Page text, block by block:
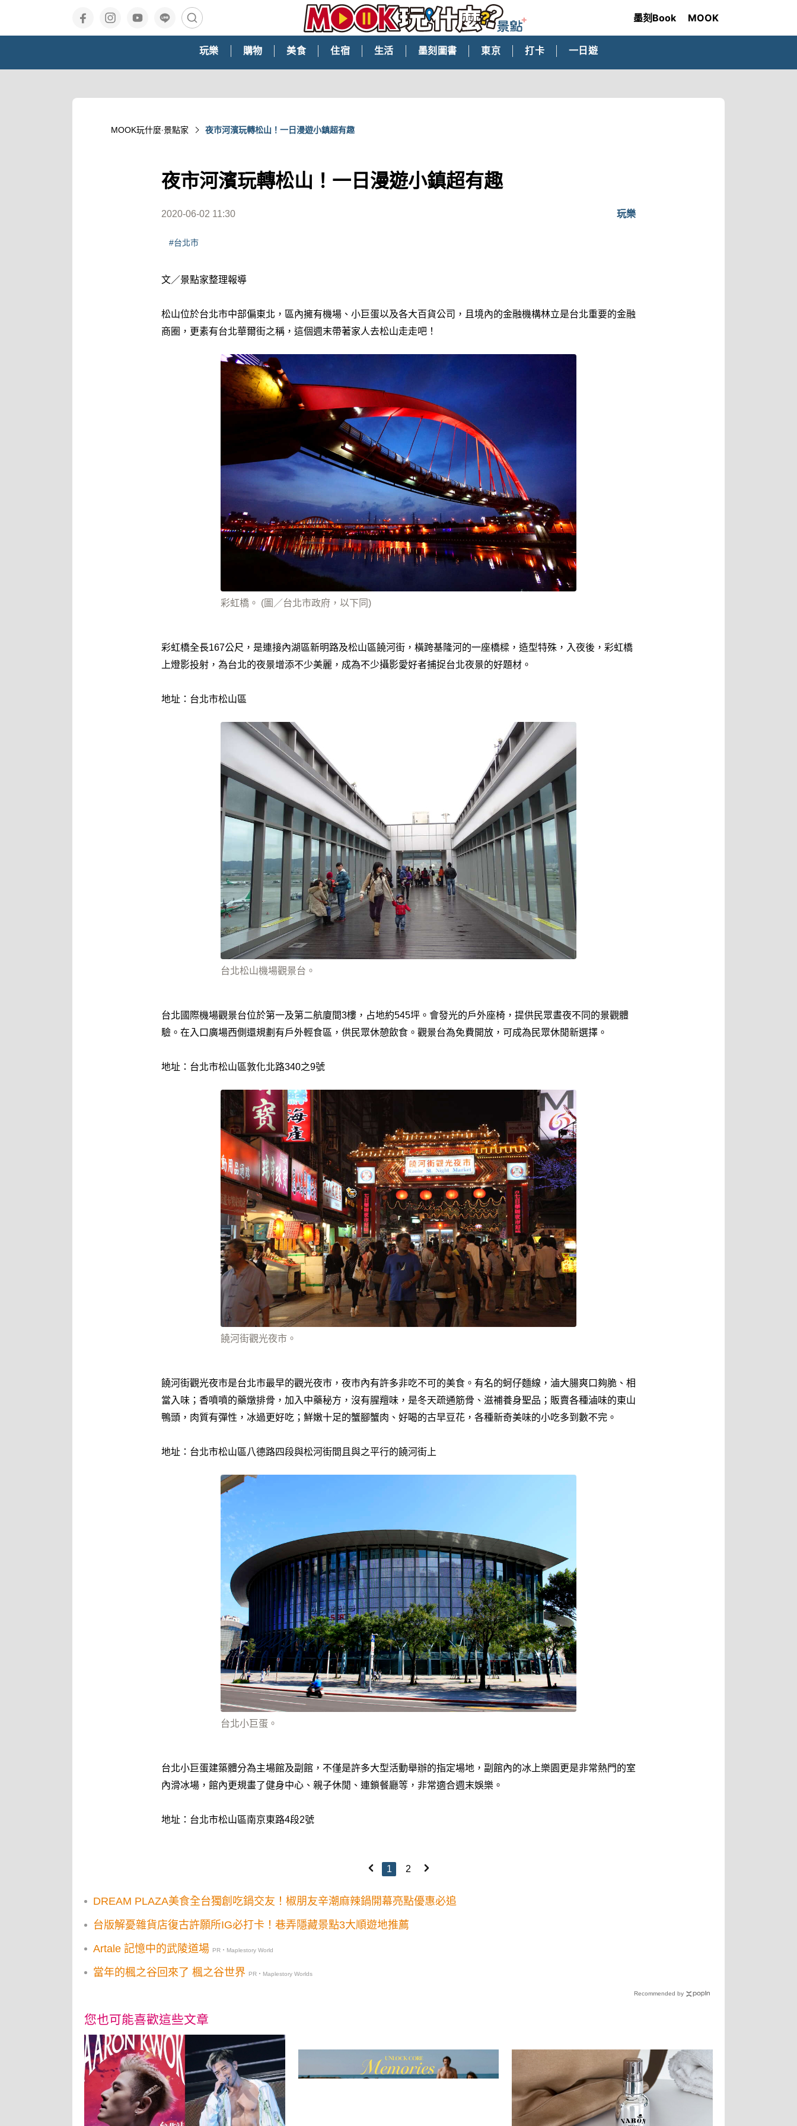
墨刻Book MOOK
玩樂 購物 美食 住宿 生活 墨刻圖書 東京 打卡 一日遊
MOOK玩什麼‧景點家 夜市河濱玩轉松山！一日漫遊小鎮超有趣
夜市河濱玩轉松山！一日漫遊小鎮超有趣
2020-06-02 11:30 玩樂
#台北市
文／景點家整理報導
松山位於台北市中部偏東北，區內擁有機場、小巨蛋以及各大百貨公司，且境內的金融機構林立是台北重要的金融
商圈，更素有台北華爾街之稱，這個週末帶著家人去松山走走吧！
彩虹橋。 (圖／台北市政府，以下同)
彩虹橋全長167公尺，是連接內湖區新明路及松山區饒河街，橫跨基隆河的一座橋樑，造型特殊，入夜後，彩虹橋
上燈影投射，為台北的夜景增添不少美麗，成為不少攝影愛好者捕捉台北夜景的好題材。
地址：台北市松山區
台北松山機場觀景台。
台北國際機場觀景台位於第一及第二航廈間3樓，占地約545坪。會發光的戶外座椅，提供民眾晝夜不同的景觀體
驗。在入口廣場西側還規劃有戶外輕食區，供民眾休憩飲食。觀景台為免費開放，可成為民眾休閒新選擇。
地址：台北市松山區敦化北路340之9號
饒河街觀光夜市。
饒河街觀光夜市是台北市最早的觀光夜市，夜市內有許多非吃不可的美食。有名的蚵仔麵線，滷大腸爽口夠脆、相
當入味；香噴噴的藥燉排骨，加入中藥秘方，沒有腥羶味，是冬天疏通筋骨、滋補養身聖品；販賣各種滷味的東山
鴨頭，肉質有彈性，冰過更好吃；鮮嫩十足的蟹腳蟹肉、好喝的古早豆花，各種新奇美味的小吃多到數不完。
地址：台北市松山區八德路四段與松河街間且與之平行的饒河街上
台北小巨蛋。
台北小巨蛋建築體分為主場館及副館，不僅是許多大型活動舉辦的指定場地，副館內的冰上樂園更是非常熱門的室
內滑冰場，館內更規畫了健身中心、親子休閒、連鎖餐廳等，非常適合週末娛樂。
地址：台北市松山區南京東路4段2號
1 2
DREAM PLAZA美食全台獨創吃鍋交友！椒朋友辛潮麻辣鍋開幕亮點優惠必追
台版解憂雜貨店復古許願所IG必打卡！巷弄隱藏景點3大順遊地推薦
Artale 記憶中的武陵道場 PR・Maplestory World
當年的楓之谷回來了 楓之谷世界 PR・Maplestory Worlds
Recommended by
您也可能喜歡這些文章